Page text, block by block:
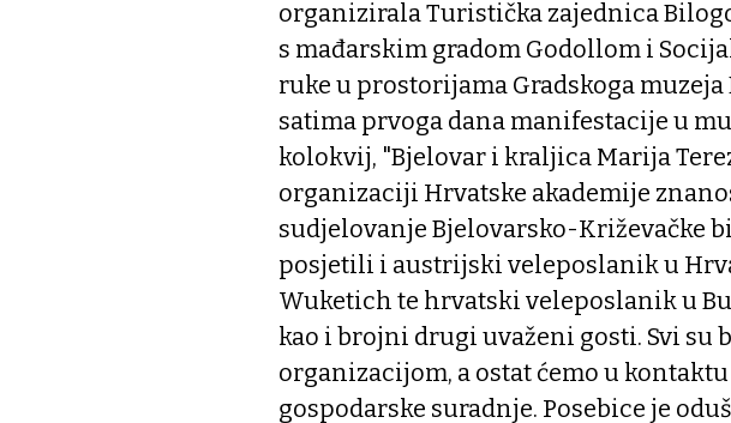
organizirala Turistička zajednica
s mađarskim gradom Godollom i
ruke u prostorijama Gradskoga
satima prvoga dana manifestacije u
kolokvij, "Bjelovar i kraljica Marija
organizaciji Hrvatske akademije
sudjelovanje Bjelovarsko-Križevačke
posjetili i austrijski veleposlanik u
Wuketich te hrvatski veleposlanik u
kao i brojni drugi uvaženi gosti. Svi su
organizacijom, a ostat ćemo u
gospodarske suradnje. Posebice je